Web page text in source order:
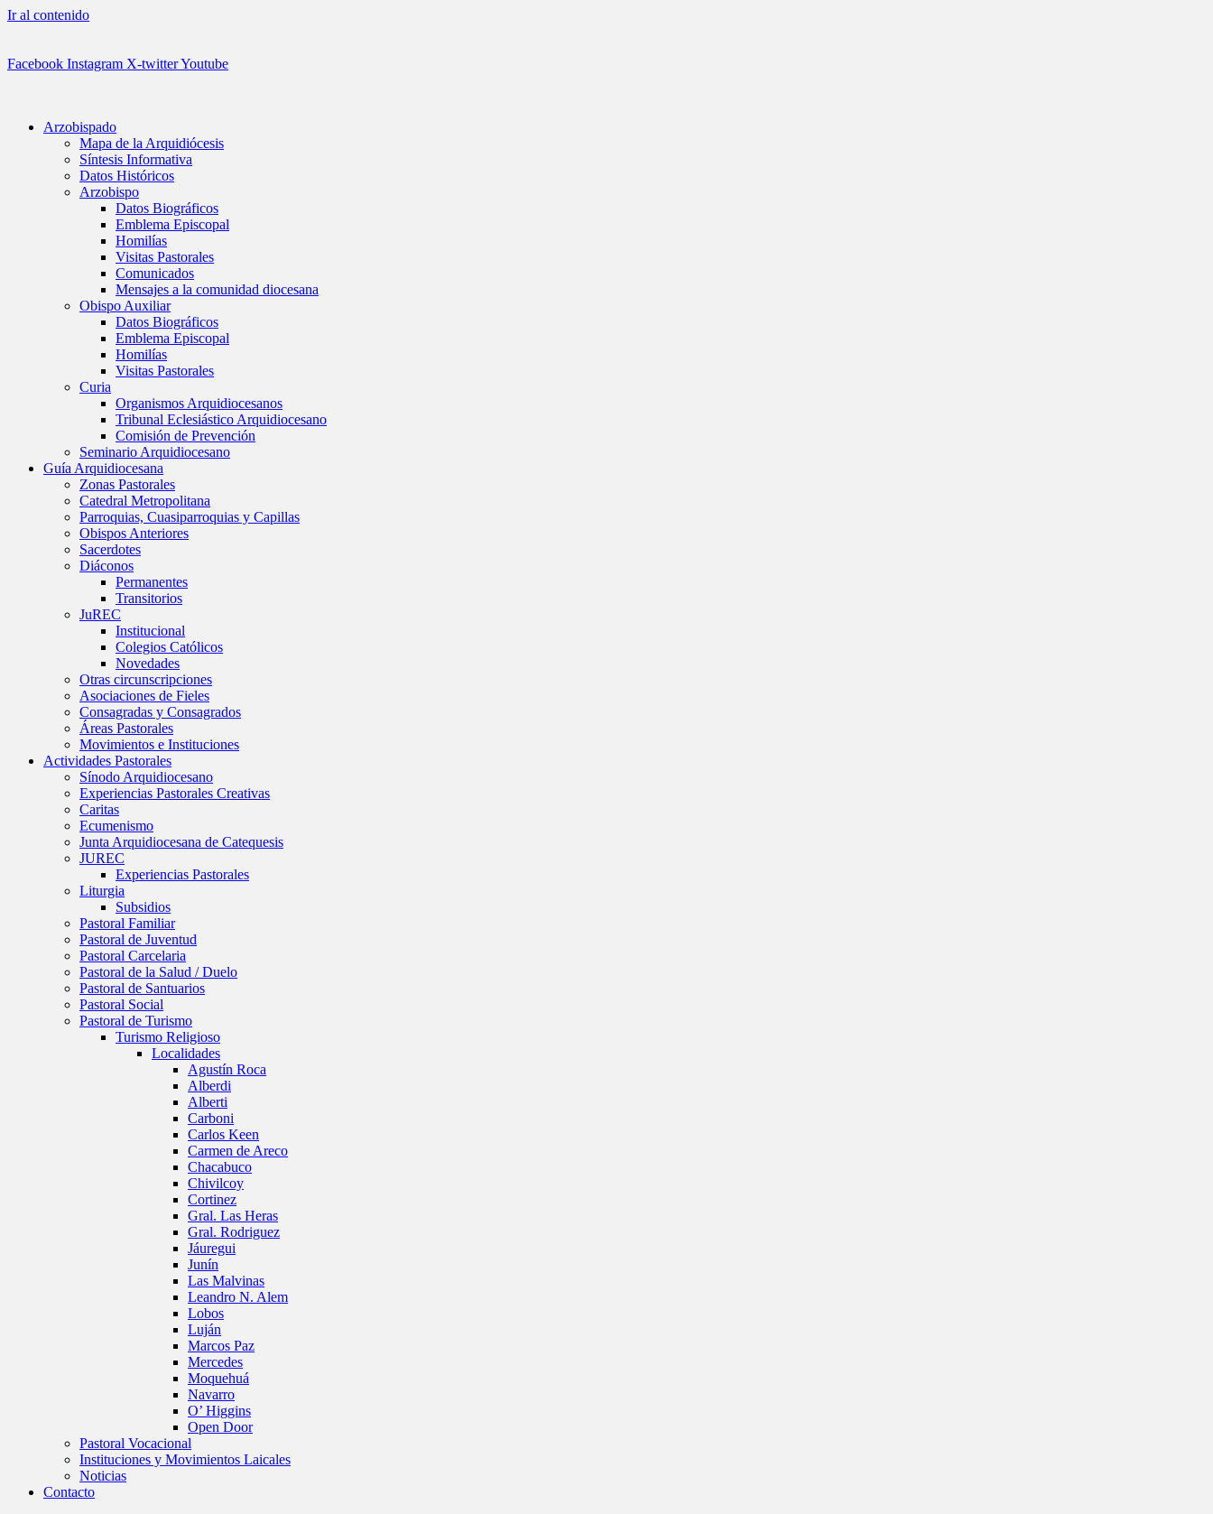
Ir al contenido
Facebook Instagram X-twitterYoutube
Arzobispado
Mapa de la Arquidiócesis
Síntesis Informativa
Datos Históricos
Arzobispo
Datos Biográficos
Emblema Episcopal
Homilías
Visitas Pastorales
Comunicados
Mensajes a la comunidad diocesana
Obispo Auxiliar
Datos Biográficos
Emblema Episcopal
Homilías
Visitas Pastorales
Curia
Organismos Arquidiocesanos
Tribunal Eclesiástico Arquidiocesano
Comisión de Prevención
Seminario Arquidiocesano
Guía Arquidiocesana
Zonas Pastorales
Catedral Metropolitana
Parroquias, Cuasiparroquias y Capillas
Obispos Anteriores
Sacerdotes
Diáconos
Permanentes
Transitorios
JuREC
Institucional
Colegios Católicos
Novedades
Otras circunscripciones
Asociaciones de Fieles
Consagradas y Consagrados
Áreas Pastorales
Movimientos e Instituciones
Actividades Pastorales
Sínodo Arquidiocesano
Experiencias Pastorales Creativas
Caritas
Ecumenismo
Junta Arquidiocesana de Catequesis
JUREC
Experiencias Pastorales
Liturgia
Subsidios
Pastoral Familiar
Pastoral de Juventud
Pastoral Carcelaria
Pastoral de la Salud / Duelo
Pastoral de Santuarios
Pastoral Social
Pastoral de Turismo
Turismo Religioso
Localidades
Agustín Roca
Alberdi
Alberti
Carboni
Carlos Keen
Carmen de Areco
Chacabuco
Chivilcoy
Cortinez
Gral. Las Heras
Gral. Rodriguez
Jáuregui
Junín
Las Malvinas
Leandro N. Alem
Lobos
Luján
Marcos Paz
Mercedes
Moquehuá
Navarro
O’ Higgins
Open Door
Pastoral Vocacional
Instituciones y Movimientos Laicales
Noticias
Contacto